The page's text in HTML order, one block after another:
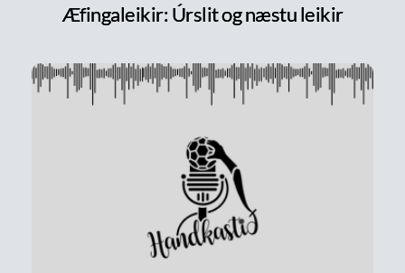
Æfingaleikir: Úrslit og næstu leikir